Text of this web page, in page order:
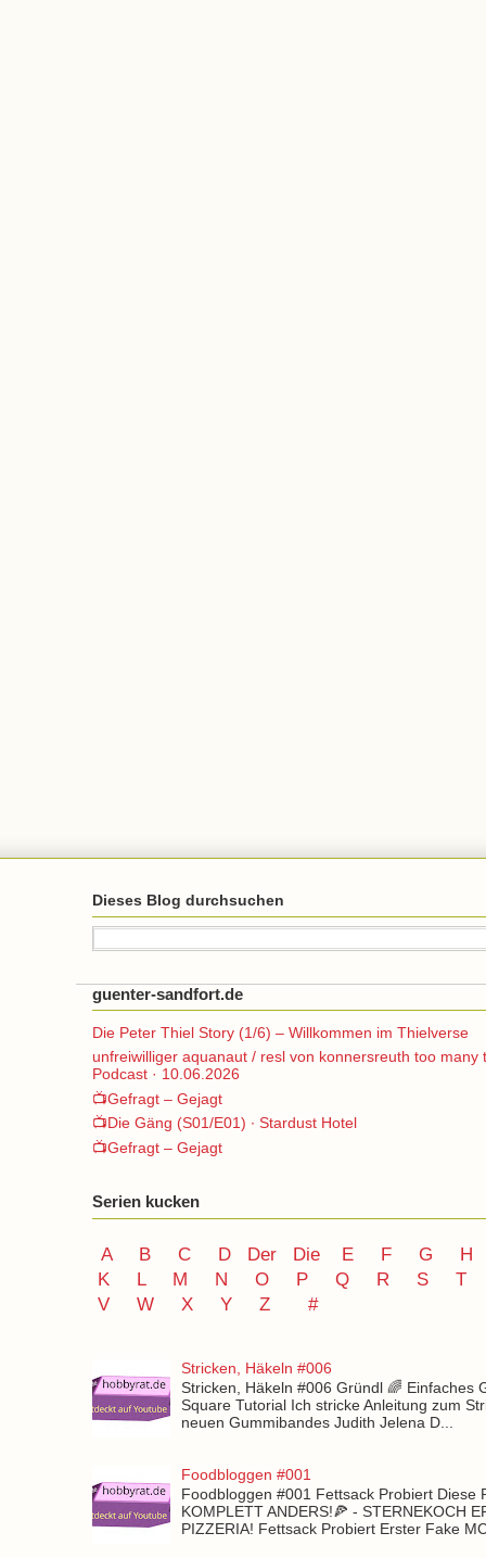
Dieses Blog durchsuchen
guenter-sandfort.de
Die Peter Thiel Story (1/6) – Willkommen im Thielverse
unfreiwilliger aquanaut / resl von konnersreuth too many
Podcast · 10.06.2026
📺Gefragt – Gejagt
📺Die Gäng (S01/E01) ∙ Stardust Hotel
📺Gefragt – Gejagt
Serien kucken
A B C D Der Die E F G
H
K
L M N O P Q R S
T
V
W X Y Z #
Stricken, Häkeln #006
Stricken, Häkeln #006 Gründl 🌈 Einfaches
Square Tutorial Ich stricke Anleitung zum
neuen Gummibandes Judith Jelena D...
Foodbloggen #001
Foodbloggen #001 Fettsack Probiert Diese
KOMPLETT ANDERS!🍕 - STERNEKOCH
PIZZERIA! Fettsack Probiert Erster Fake